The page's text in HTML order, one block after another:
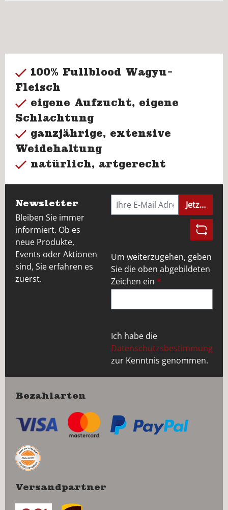
100% Fullblood Wagyu-
Fleisch
eigene Aufzucht, eigene
Schlachtung
ganzjährige, extensive
Weidehaltung
natürlich, artgerecht
Newsletter
Bleiben Sie immer
informiert. Ob es
neue Produkte,
Events oder Aktionen
sind, Sie erfahren es
zuerst.
Jetzt
Um weiterzugehen, geben
Sie die oben abgebildeten
Zeichen ein *
Ich habe die
Datenschutzsbestimmung
zur Kenntnis genommen.
Bezahlarten
Versandpartner